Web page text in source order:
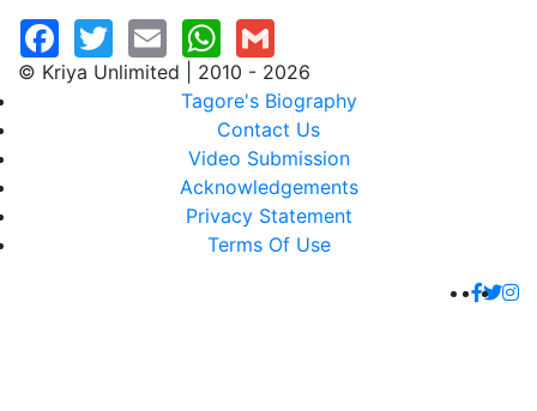
© Kriya Unlimited | 2010 - 2026
Tagore's Biography
Contact Us
Video Submission
Acknowledgements
Privacy Statement
Terms Of Use